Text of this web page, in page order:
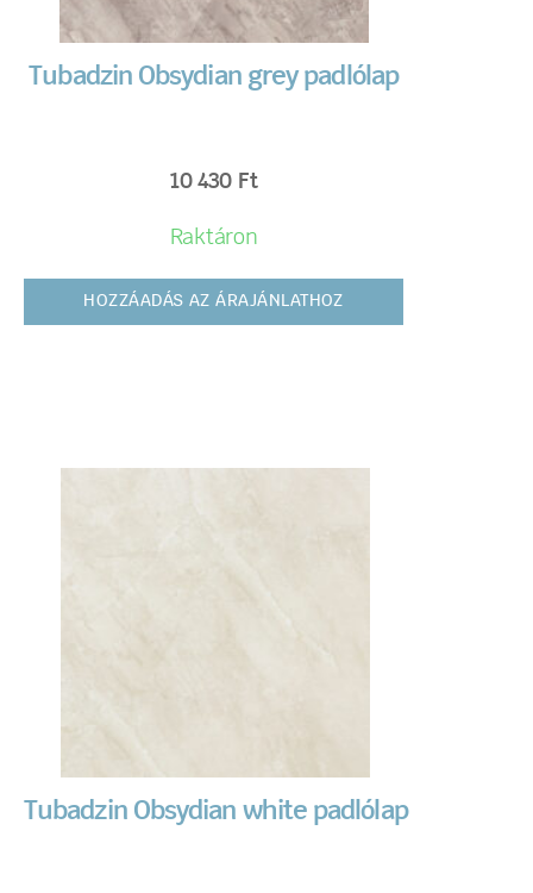
Tubadzin Obsydian grey padlólap
10 430 Ft
Raktáron
HOZZÁADÁS AZ ÁRAJÁNLATHOZ
Tubadzin Obsydian white padlólap